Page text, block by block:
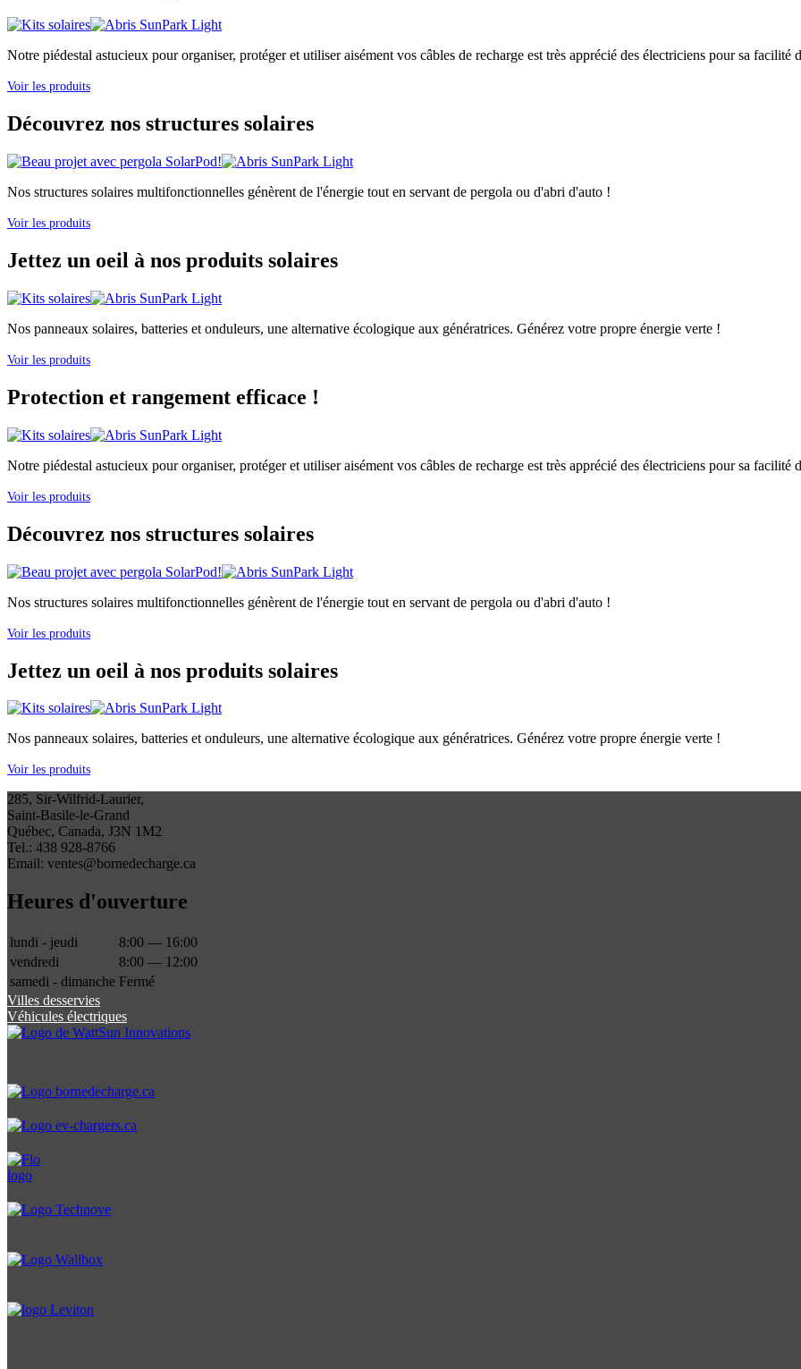
Notre piédestal astucieux pour organiser, protéger et utiliser aisément vos câbles de recharge est très apprécié des électriciens pour sa facilité
Voir les produits
Découvrez nos structures solaires
Nos structures solaires multifonctionnelles génèrent de l'énergie tout en servant de pergola ou d'abri d'auto !
Voir les produits
Jettez un oeil à nos produits solaires
Nos panneaux solaires, batteries et onduleurs, une alternative écologique aux génératrices. Générez votre propre énergie verte !
Voir les produits
Protection et rangement efficace !
Notre piédestal astucieux pour organiser, protéger et utiliser aisément vos câbles de recharge est très apprécié des électriciens pour sa facilité
Voir les produits
Découvrez nos structures solaires
Nos structures solaires multifonctionnelles génèrent de l'énergie tout en servant de pergola ou d'abri d'auto !
Voir les produits
Jettez un oeil à nos produits solaires
Nos panneaux solaires, batteries et onduleurs, une alternative écologique aux génératrices. Générez votre propre énergie verte !
Voir les produits
285, Sir-Wilfrid-Laurier,
Saint-Basile-le-Grand
Québec, Canada, J3N 1M2
Tel.: 438 928-8766
Email: ventes@bornedecharge.ca
Heures d'ouverture
lundi - jeudi
8:00 — 16:00
vendredi
8:00 — 12:00
samedi - dimanche Fermé
Villes desservies
Véhicules électriques